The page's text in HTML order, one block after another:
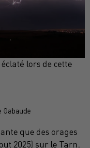
lors de cette
Gabaude
que des orages
2025) sur le Tarn,